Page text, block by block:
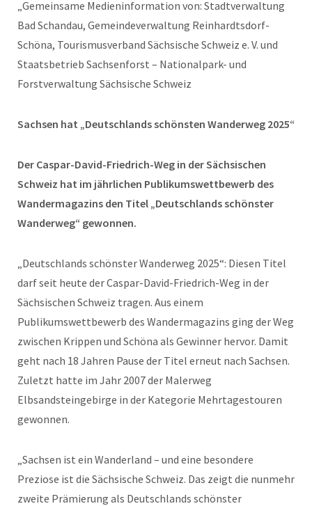
„Gemeinsame Medieninformation von: Stadtverwaltung
Bad Schandau, Gemeindeverwaltung Reinhardtsdorf-
Schöna, Tourismusverband Sächsische Schweiz e. V. und
Staatsbetrieb Sachsenforst – Nationalpark- und
Forstverwaltung Sächsische Schweiz
Sachsen hat „Deutschlands schönsten Wanderweg 2025“
Der Caspar-David-Friedrich-Weg in der Sächsischen
Schweiz hat im jährlichen Publikumswettbewerb des
Wandermagazins den Titel „Deutschlands schönster
Wanderweg“ gewonnen.
„Deutschlands schönster Wanderweg 2025“: Diesen Titel
darf seit heute der Caspar-David-Friedrich-Weg in der
Sächsischen Schweiz tragen. Aus einem
Publikumswettbewerb des Wandermagazins ging der Weg
zwischen Krippen und Schöna als Gewinner hervor. Damit
geht nach 18 Jahren Pause der Titel erneut nach Sachsen.
Zuletzt hatte im Jahr 2007 der Malerweg
Elbsandsteingebirge in der Kategorie Mehrtagestouren
gewonnen.
„Sachsen ist ein Wanderland – und eine besondere
Preziose ist die Sächsische Schweiz. Das zeigt die nunmehr
zweite Prämierung als Deutschlands schönster